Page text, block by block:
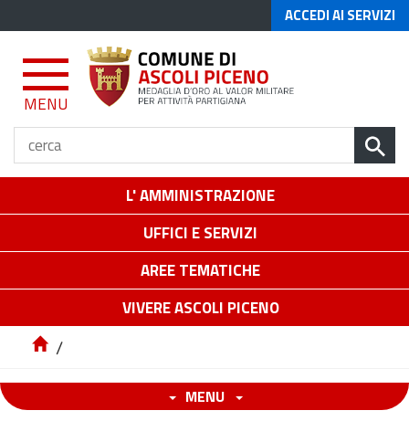
ACCEDI AI SERVIZI
MENU
L' AMMINISTRAZIONE
UFFICI E SERVIZI
AREE TEMATICHE
VIVERE ASCOLI PICENO
/
MENU